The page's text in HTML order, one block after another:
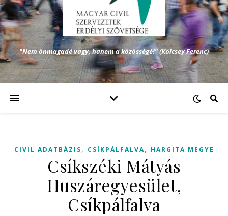
"Nem önmagadé vagy, hanem a közösségé!" (Kölcsey Ferenc)
CIVIL ADATBÁZIS, CSÍKPÁLFALVA, HARGITA MEGYE
Csíkszéki Mátyás
Huszáregyesület,
Csíkpálfalva